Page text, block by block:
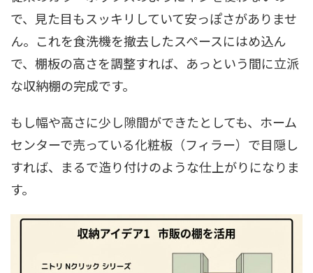
で、見た目もスッキリしていて安っぽさがありませ
ん。これを食洗機を撤去したスペースにはめ込ん
で、棚板の高さを調整すれば、あっという間に立派
な収納棚の完成です。
もし幅や高さに少し隙間ができたとしても、ホーム
センターで売っている化粧板（フィラー）で目隠し
すれば、まるで造り付けのような仕上がりになりま
す。